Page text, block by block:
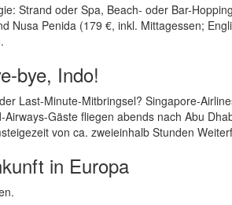
Strand oder Spa, Beach- oder Bar-
Nusa Penida (179 €, inkl. Mittagessen;
bye, Indo!
Last-Minute-Mitbringsel? Singapore-
Airways-Gäste fliegen abends nach Abu
von ca. zweieinhalb Stunden
in Europa